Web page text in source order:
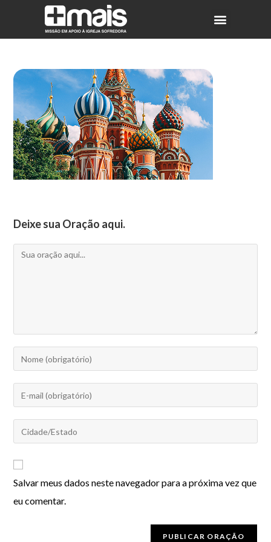
Deixe sua Oração aqui.
Salvar meus dados neste navegador para a próxima vez que
eu comentar.